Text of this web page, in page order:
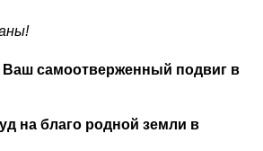
Ваш самоотверженный подвиг в
на благо родной земли в